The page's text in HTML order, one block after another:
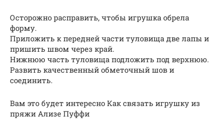
Осторожно расправить, чтобы игрушка обрела
форму.
Приложить к передней части туловища две лапы и
пришить швом через край.
Нижнюю часть туловища подложить под верхнюю.
Развить качественный обметочный шов и
соединить.
Вам это будет интересно Как связать игрушку из
пряжи Ализе Пуффи